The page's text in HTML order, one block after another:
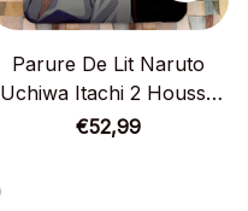
Parure De Lit Naruto
Uchiwa Itachi 2 Housse
De Couette Ensemble De
€52,99